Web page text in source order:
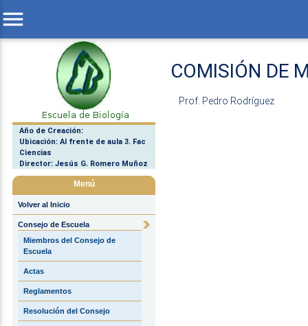
menu
Año de Creación:
Ubicación: Al frente de aula 3. Fac
Ciencias
Director: Jesús G. Romero Muñoz
Menú
Volver al Inicio
Consejo de Escuela
Miembros del Consejo de
Escuela
Actas
Reglamentos
Resolución del Consejo
COMISIÓN DE
Prof. Pedro Rodríguez